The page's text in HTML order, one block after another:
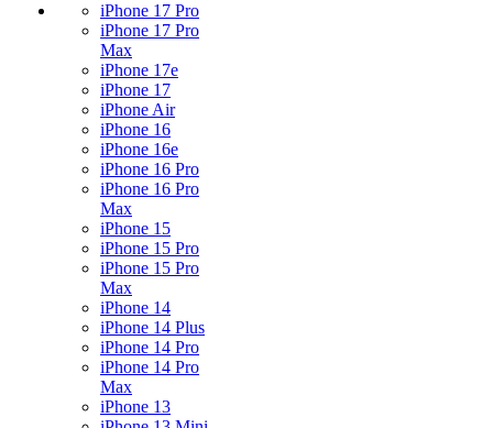
iPhone 17 Pro
iPhone 17 Pro
Max
iPhone 17e
iPhone 17
iPhone Air
iPhone 16
iPhone 16e
iPhone 16 Pro
iPhone 16 Pro
Max
iPhone 15
iPhone 15 Pro
iPhone 15 Pro
Max
iPhone 14
iPhone 14 Plus
iPhone 14 Pro
iPhone 14 Pro
Max
iPhone 13